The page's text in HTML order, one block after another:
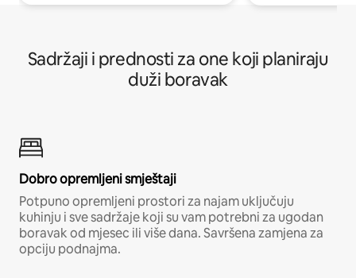
Sadržaji i prednosti za one koji planiraju
duži boravak
Dobro opremljeni smještaji
Potpuno opremljeni prostori za najam uključuju
kuhinju i sve sadržaje koji su vam potrebni za ugodan
boravak od mjesec ili više dana. Savršena zamjena za
opciju podnajma.